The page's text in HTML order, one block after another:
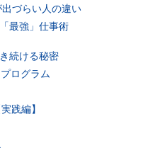
づらい人の違い
最強」仕事術
続ける秘密
ログラム
践編】